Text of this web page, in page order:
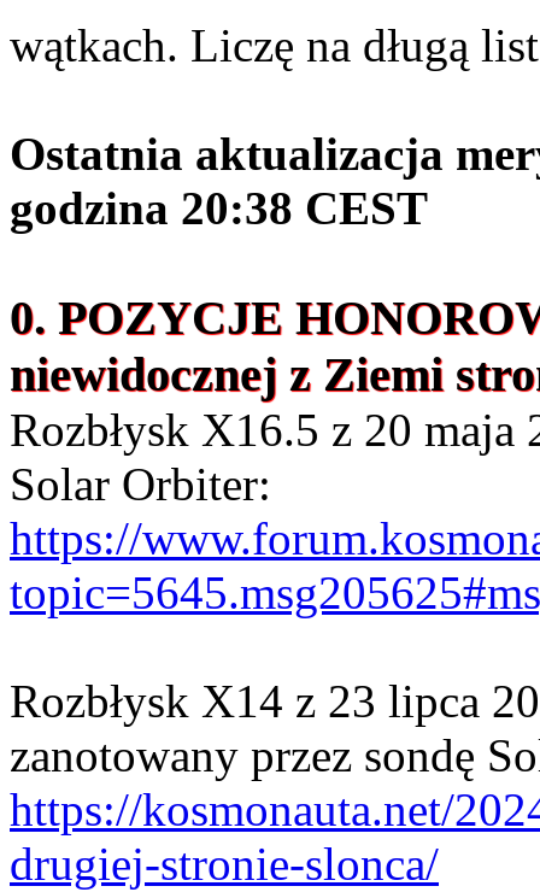
wątkach. Liczę na długą
Ostatnia aktualizacja
godzina 20:38 CEST
0. POZYCJE
niewidocznej z Ziemi
Rozbłysk X16.5 z 20 maja
Solar Orbiter:
https://
Rozbłysk X14 z 23 lipca
zanotowany przez sondę
https://kosmonauta.net/
drugiej-stronie-slonca/